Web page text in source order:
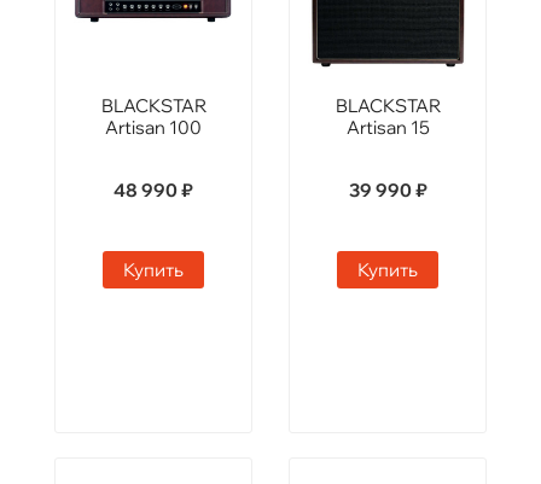
BLACKSTAR
Artisan 100
48 990 ₽
Купить
BLACKSTAR
Artisan 15
39 990 ₽
Купить